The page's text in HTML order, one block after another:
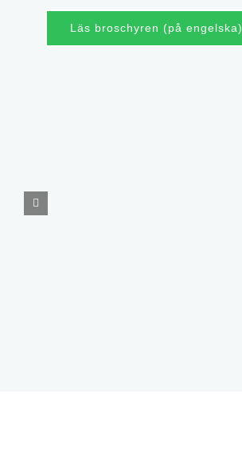
Läs broschyren (på engelska)